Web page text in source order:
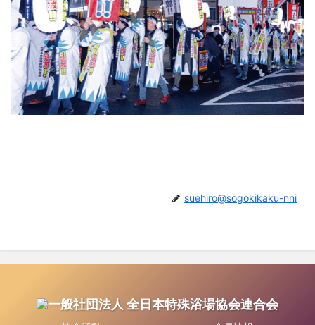
suehiro@sogokikaku-nni